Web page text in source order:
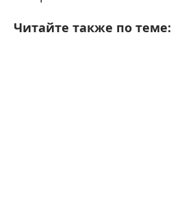
Читайте также по теме: